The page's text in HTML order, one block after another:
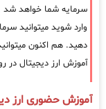
سرمایه شما خواهد شد .
وارد شوید میتوانید
دهید. هم اکنون
آموزش ارز دیجیتال در
آموزش حضوری ارز